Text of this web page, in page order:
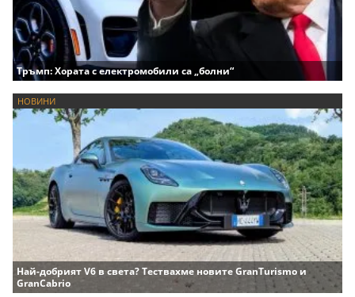
Тръмп: Хората с електромобили са „болни“
НОВИНИ
Най-добрият V6 в света? Тествахме новите GranTurismo и
GranCabrio